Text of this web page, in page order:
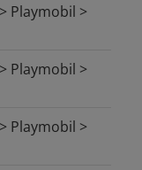
Playmobil >
Playmobil >
Playmobil >